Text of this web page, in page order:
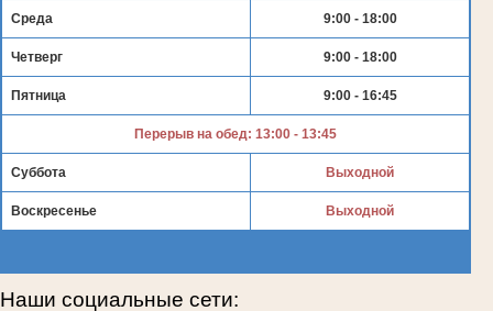
Среда 9:00 - 18:00
Четверг 9:00 - 18:00
Пятница 9:00 - 16:45
Перерыв на обед: 13:00 - 13:45
Суббота Выходной
Воскресенье Выходной
Наши социальные сети: